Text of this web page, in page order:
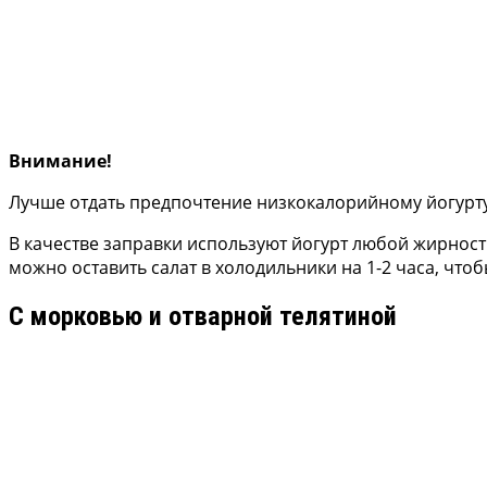
Внимание!
Лучше отдать предпочтение низкокалорийному
В качестве заправки используют йогурт любой
можно оставить салат в холодильники на 1-2 часа,
С морковью и отварной телятиной